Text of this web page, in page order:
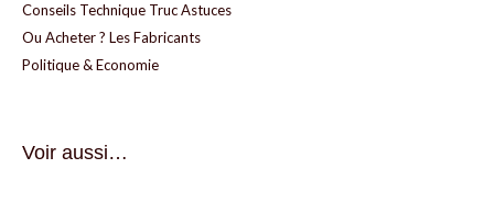
Conseils Technique Truc Astuces
Ou Acheter ? Les Fabricants
Politique & Economie
Voir aussi…